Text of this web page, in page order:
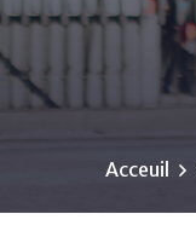
Acceuil